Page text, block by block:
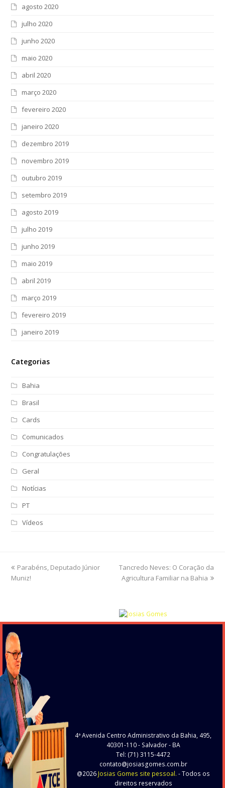
agosto 2020
julho 2020
junho 2020
maio 2020
abril 2020
março 2020
fevereiro 2020
janeiro 2020
dezembro 2019
novembro 2019
outubro 2019
setembro 2019
agosto 2019
julho 2019
junho 2019
maio 2019
abril 2019
março 2019
fevereiro 2019
janeiro 2019
Categorias
Bahia
Brasil
Cards
Comunicados
Congratulações
Geral
Notícias
PT
Vídeos
previous
post:
Parabéns, Deputado Júnior
Muniz!
next
post:
Tancredo Neves: O Coração da
Agricultura Familiar na Bahia
4ª Avenida Centro Administrativo da Bahia, 495,
40301-110- Salvador - BA
Tel: (71) 3115-4472
contato@josiasgomes.com.br
@2026 Josias Gomes site pessoal. - Todos os
direitos reservados